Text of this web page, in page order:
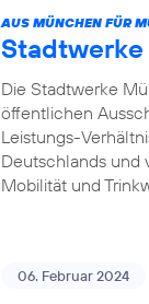
AUS MÜNCHEN FÜR
Stadtwerke
Die Stadtwerke
öffentlichen
Leistungs-
Deutschlands und
Mobilität und
06. Februar 2024